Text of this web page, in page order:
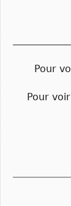
Pour
Pour